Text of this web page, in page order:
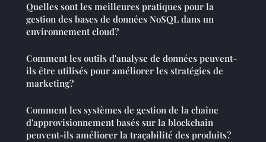
Quelles sont les meilleures pratiques pour la
gestion des bases de données NoSQL dans un
environnement cloud?
Comment les outils d'analyse de données peuvent-
ils être utilisés pour améliorer les stratégies de
marketing?
Comment les systèmes de gestion de la chaîne
d'approvisionnement basés sur la blockchain
peuvent-ils améliorer la traçabilité des produits?